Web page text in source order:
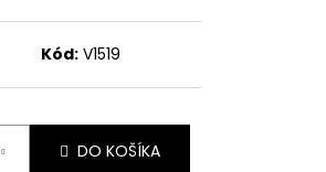
Kód: V1519
DO KOŠÍKA